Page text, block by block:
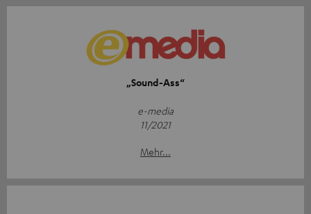
„Sound-Ass“
e-media
11/2021
Mehr...